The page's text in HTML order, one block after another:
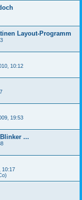
Layout-Programm
10:12
19:53
...
10:17